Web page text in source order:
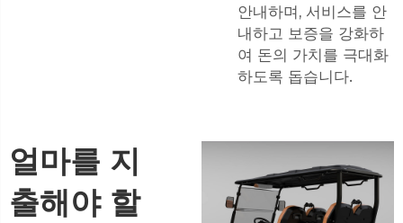
안내하며, 서비스를 안
내하고 보증을 강화하
여 돈의 가치를 극대화
하도록 돕습니다.
얼마를 지
출해야 할